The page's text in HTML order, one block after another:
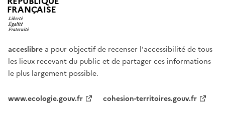
FRANÇAISE
acceslibre a pour objectif de recenser l'accessibilité de tous
les lieux recevant du public et de partager ces informations
le plus largement possible.
www.ecologie.gouv.fr
cohesion-territoires.gouv.fr